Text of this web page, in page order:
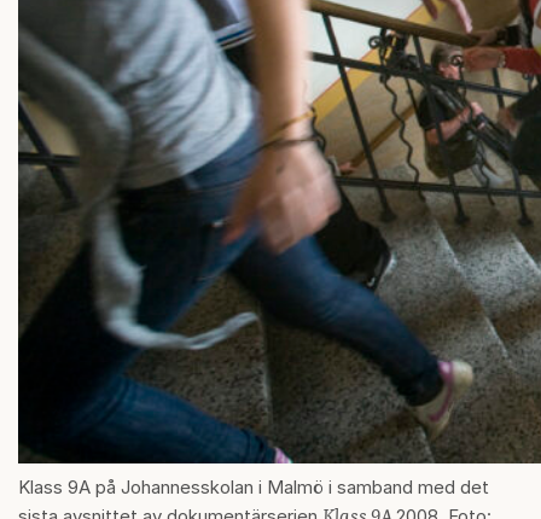
Klass 9A på Johannesskolan i Malmö i samband med det